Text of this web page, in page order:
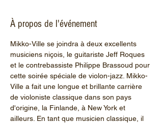
À propos de l'événement
Mikko-Ville se joindra à deux excellents
musiciens niçois, le guitariste Jeff Roques
et le contrebassiste Philippe Brassoud pour
cette soirée spéciale de violon-jazz. Mikko-
Ville a fait une longue et brillante carrière
de violoniste classique dans son pays
d'origine, la Finlande, à New York et
ailleurs. En tant que musicien classique, il